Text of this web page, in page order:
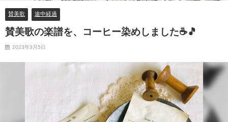
賛美歌 途中経過
賛美歌の楽譜を、コーヒー染めしました☕🎵
2023年3月5日